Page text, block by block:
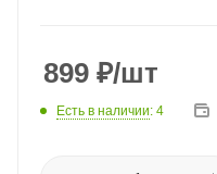
899 ₽/шт
Есть в наличии: 4